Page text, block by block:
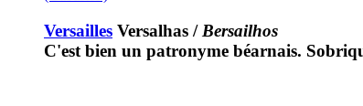
Versailles Versalhas / Bersailhos
C'est bien un patronyme béarnais.